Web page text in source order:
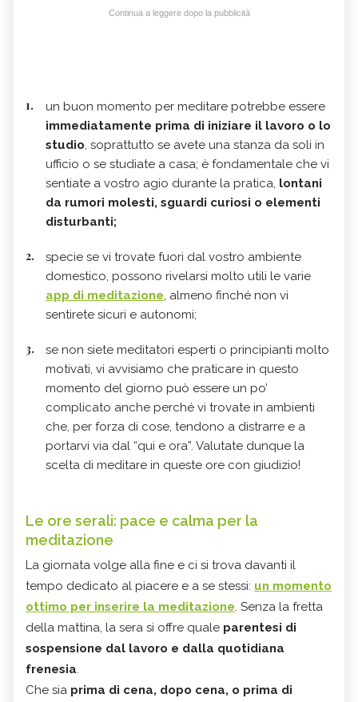
Continua a leggere dopo la pubblicità
un buon momento per meditare potrebbe essere
immediatamente prima di iniziare il lavoro o lo
studio, soprattutto se avete una stanza da soli in
ufficio o se studiate a casa; è fondamentale che vi
sentiate a vostro agio durante la pratica, lontani
da rumori molesti, sguardi curiosi o elementi
disturbanti;
specie se vi trovate fuori dal vostro ambiente
domestico, possono rivelarsi molto utili le varie
app di meditazione, almeno finché non vi
sentirete sicuri e autonomi;
se non siete meditatori esperti o principianti molto
motivati, vi avvisiamo che praticare in questo
momento del giorno può essere un po’
complicato anche perché vi trovate in ambienti
che, per forza di cose, tendono a distrarre e a
portarvi via dal “qui e ora”. Valutate dunque la
scelta di meditare in queste ore con giudizio!
Le ore serali: pace e calma per la
meditazione
La giornata volge alla fine e ci si trova davanti il
tempo dedicato al piacere e a se stessi: un momento
ottimo per inserire la meditazione. Senza la fretta
della mattina, la sera si offre quale parentesi di
sospensione dal lavoro e dalla quotidiana
frenesia.
Che sia prima di cena, dopo cena, o prima di